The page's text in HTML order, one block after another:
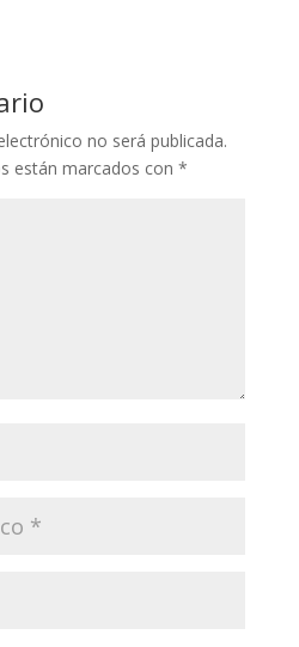
no será publicada.
están marcados con *